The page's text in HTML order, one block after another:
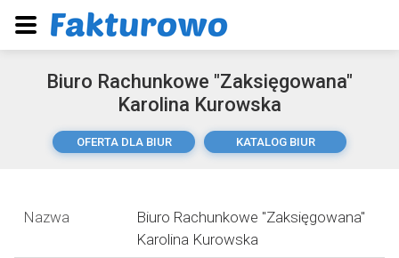
Biuro Rachunkowe "Zaksięgowana"
Karolina Kurowska
OFERTA DLA BIUR KATALOG BIUR
Nazwa
Biuro Rachunkowe "Zaksięgowana"
Karolina Kurowska